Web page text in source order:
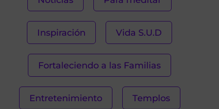
Inspiración Vida S.U.D
Fortaleciendo a las Familias
Entretenimiento Templos